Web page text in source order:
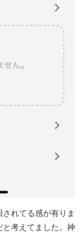
れてる感が有りま
考えてました。神